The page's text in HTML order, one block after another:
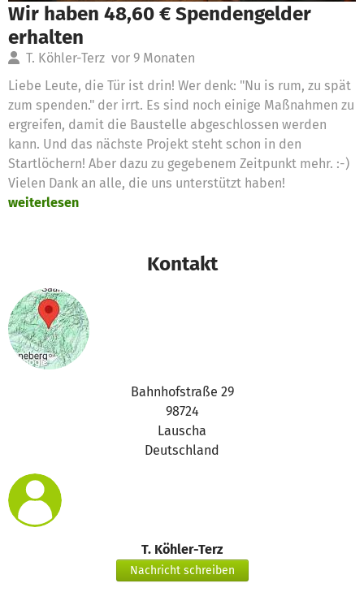
Wir haben 48,60 € Spendengelder
erhalten
T. Köhler-Terz vor 9 Monaten
Liebe Leute, die Tür ist drin! Wer denk: "Nu is rum, zu spät
zum spenden." der irrt. Es sind noch einige Maßnahmen zu
ergreifen, damit die Baustelle abgeschlossen werden
kann. Und das nächste Projekt steht schon in den
Startlöchern! Aber dazu zu gegebenem Zeitpunkt mehr. :-)
Vielen Dank an alle, die uns unterstützt haben!
weiterlesen
Kontakt
Bahnhofstraße 29
98724
Lauscha
Deutschland
T. Köhler-Terz
Nachricht schreiben